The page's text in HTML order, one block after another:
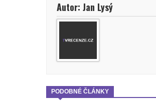
Autor: Jan Lysý
PODOBNÉ ČLÁNKY